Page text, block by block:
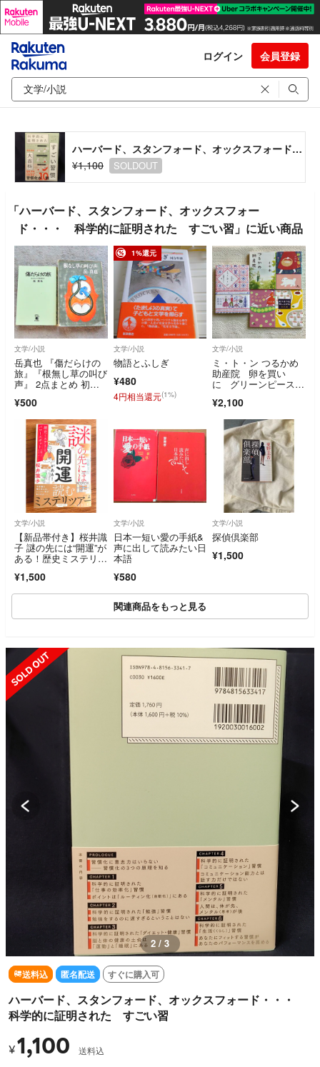
ログイン 会員登録
ハーバード、スタンフォード、オックスフォード・・・ 科学的に証明された すごい習
¥1,100
SOLDOUT
「ハーバード、スタンフォード、オックスフォー
ド・・・ 科学的に証明された すごい習」に近い商品
文学/小説
岳真也 『傷だらけの
旅』『根無し草の叫び
声』 2点まとめ 初版
¥500
1%還元
文学/小説
物語とふしぎ
¥480
4円相当還元(1%)
文学/小説
ミ・ト・ン つるかめ
助産院 卵を買い
に グリーンピースの
上がれ 小川糸 5冊セ
ット
¥2,100
文学/小説
【新品帯付き】桜井識
子 謎の先には“開運”が
ある！歴史ミステリと
てわかったこと
¥1,500
文学/小説
日本一短い愛の手紙&
声に出して読みたい日
本語
¥580
文学/小説
探偵倶楽部
¥1,500
関連商品をもっと見る
SOLD OUT
3 / 3
送料込 匿名配送 すぐに購入可
ハーバード、スタンフォード、オックスフォード・・・
科学的に証明された すごい習
¥1,100 送料込